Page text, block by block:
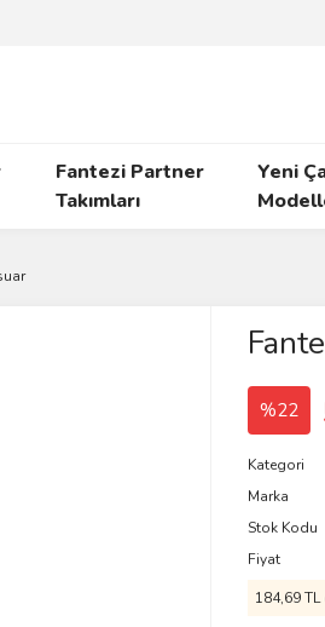
Fantezi Partner
Takımları
Yeni
%22
Kategori
Marka
Stok Kodu
Fiyat
184,69